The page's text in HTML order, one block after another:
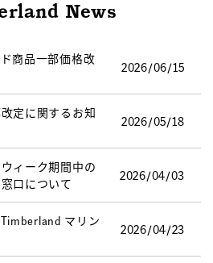
News
商品一部価格改
2026/06/15
定に関するお知
2026/05/18
ィーク期間中の
口について
2026/04/03
マリン
2026/04/23